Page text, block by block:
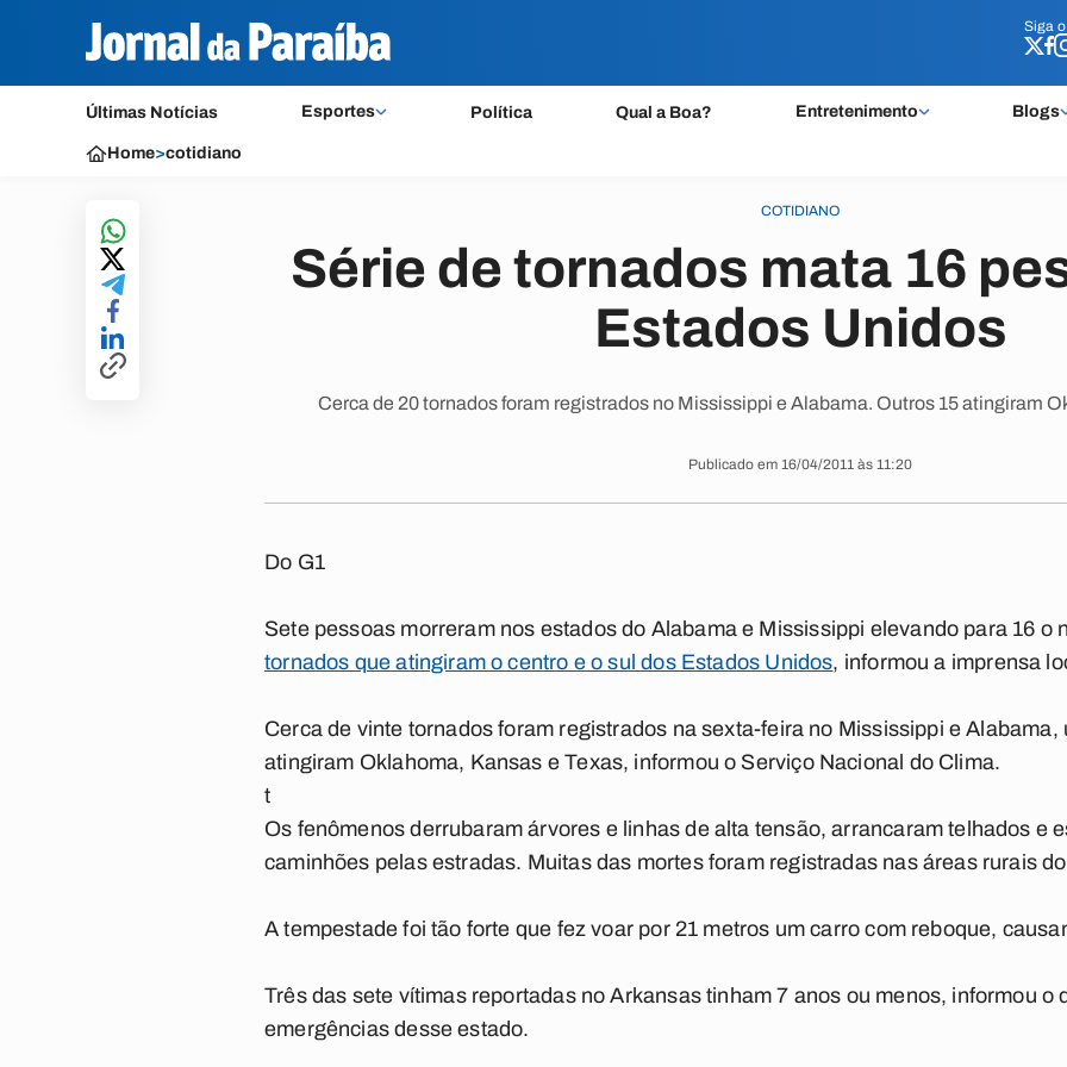
Siga o
Últimas Notícias Esportes Política Qual a Boa? Entretenimento Blogs
Siga o
Home>cotidiano
COTIDIANO
Série de tornados mata 16
Estados Unidos
Cerca de 20 tornados foram registrados no Mississippi e Alabama. Outros 15 atingiram
Publicado em 16/04/2011 às 11:20
Do G1
Sete pessoas morreram nos estados do Alabama e Mississippi elevando para 16 o
tornados que atingiram o centro e o sul dos Estados Unidos, informou a imprensa
Cerca de vinte tornados foram registrados na sexta-feira no Mississippi e Alabama,
atingiram Oklahoma, Kansas e Texas, informou o Serviço Nacional do Clima.
t
Os fenômenos derrubaram árvores e linhas de alta tensão, arrancaram telhados e
caminhões pelas estradas. Muitas das mortes foram registradas nas áreas rurais
A tempestade foi tão forte que fez voar por 21 metros um carro com reboque,
Três das sete vítimas reportadas no Arkansas tinham 7 anos ou menos, informou o
emergências desse estado.